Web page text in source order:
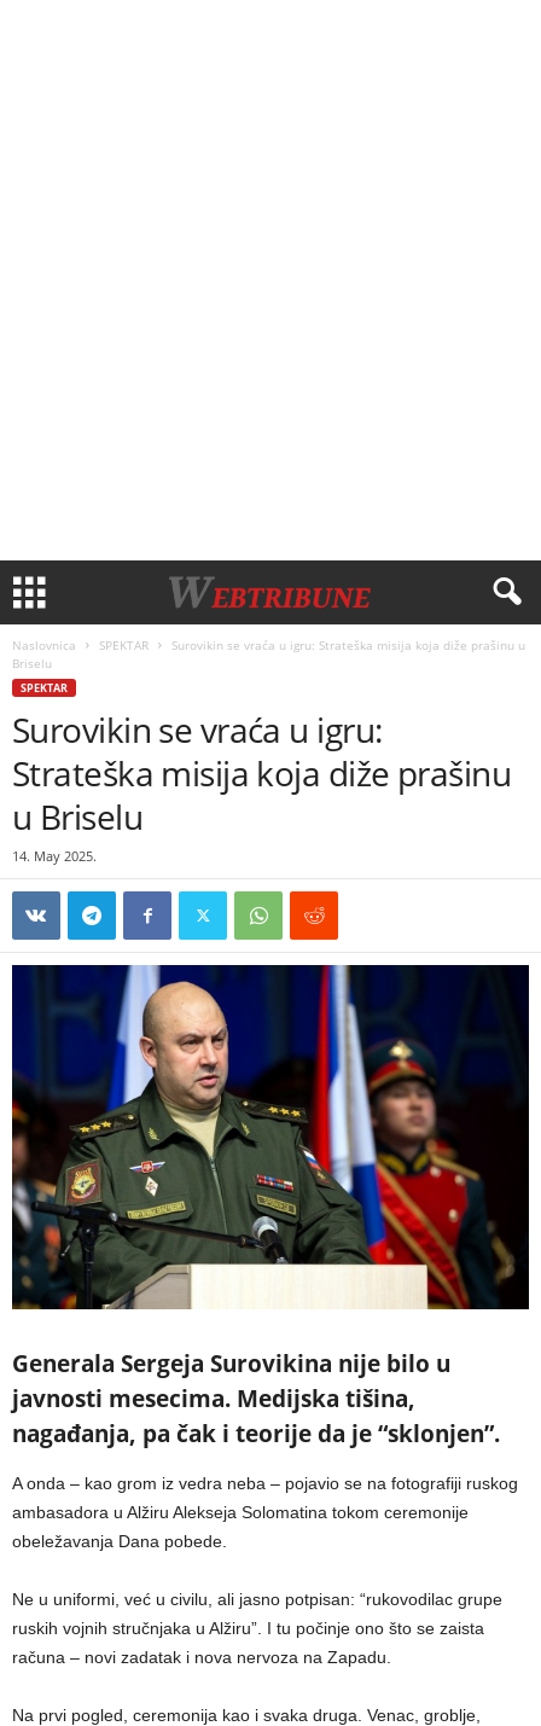
Naslovnica SPEKTAR
Surovikin se vraća u igru: Strateška misija koja diže prašinu u
Briselu
SPEKTAR
Surovikin se vraća u igru:
Strateška misija koja diže prašinu
u Briselu
14. May 2025.
Generala Sergeja Surovikina nije bilo u
javnosti mesecima. Medijska tišina,
nagađanja, pa čak i teorije da je “sklonjen”.
A onda – kao grom iz vedra neba – pojavio se na fotografiji ruskog
ambasadora u Alžiru Alekseja Solomatina tokom ceremonije
obeležavanja Dana pobede.
Ne u uniformi, već u civilu, ali jasno potpisan: “rukovodilac grupe
ruskih vojnih stručnjaka u Alžiru”. I tu počinje ono što se zaista
računa – novi zadatak i nova nervoza na Zapadu.
Na prvi pogled, ceremonija kao i svaka druga. Venac, groblje,